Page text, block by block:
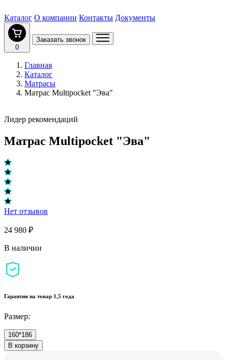
Каталог О компании Контакты Документы
0
Заказать звонок
Главная
Каталог
Матрасы
Матрас Multipocket "Эва"
Лидер рекомендаций
Матрас Multipocket "Эва"
Нет отзывов
24 980 ₽
В наличии
Гарантия на товар 1,5 года
Размер:
160*186
В корзину